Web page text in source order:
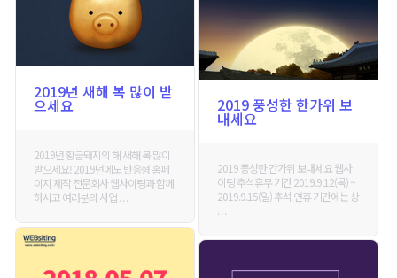
2019 풍성한 한가위 보
내세요
2019 풍성한 간가위 보내세요 웹사
이팅 추석휴무 기간 2019.9.12(목) ~
2019.9.15(일) 추석 연휴 기간에는 상
. . .
2019년 새해 복 많이 받
으세요
2019년 황금돼지의 해 새해 복 많이
받으세요! 2019년에도 반응형 홈페
이지 제작 전문회사 웹사이팅과 함께
하시고 여러분의 사업 . . .